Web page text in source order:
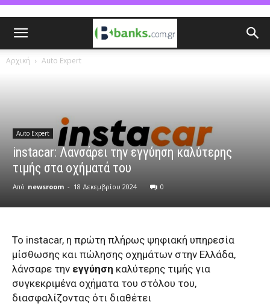
Αρχική Auto Expert
Auto Expert
instacar: Λανσάρει την εγγύηση καλύτερης
τιμής στα οχήματά του
Από newsroom - 18 Δεκεμβρίου 2024 0
Το instacar, η πρώτη πλήρως ψηφιακή υπηρεσία
μίσθωσης και πώλησης οχημάτων στην Ελλάδα,
λάνσαρε την εγγύηση καλύτερης τιμής για
συγκεκριμένα οχήματα του στόλου του,
διασφαλίζοντας ότι διαθέτει